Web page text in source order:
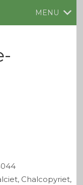
MENU
Chalcopyriet,